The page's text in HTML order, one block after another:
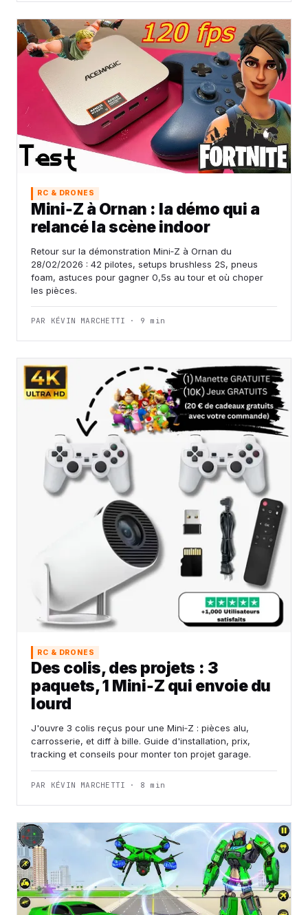
RC & DRONES
Mini‑Z à Ornan : la démo qui a
relancé la scène indoor
Retour sur la démonstration Mini‑Z à Ornan du
28/02/2026 : 42 pilotes, setups brushless 2S, pneus
foam, astuces pour gagner 0,5s au tour et où choper
les pièces.
PAR KÉVIN MARCHETTI · 9 min
RC & DRONES
Des colis, des projets : 3
paquets, 1 Mini‑Z qui envoie du
lourd
J'ouvre 3 colis reçus pour une Mini‑Z : pièces alu,
carrosserie, et diff à bille. Guide d'installation, prix,
tracking et conseils pour monter ton projet garage.
PAR KÉVIN MARCHETTI · 8 min